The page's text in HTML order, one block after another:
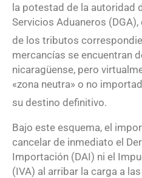
la potestad de la autoridad
Servicios Aduaneros
de los tributos
mercancías se encuentran
nicaragüense, pero
«zona neutra» o no
su destino definitivo.
Bajo este esquema, el
cancelar de inmediato el
Importación (DAI) ni el
(IVA) al arribar la carga a